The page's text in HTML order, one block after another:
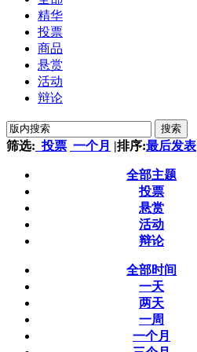
精华
投票
商品
悬赏
活动
辩论
搜索
筛选: 投票 一个月 |排序:最后发表
全部主题
投票
悬赏
活动
辩论
全部时间
一天
两天
一周
一个月